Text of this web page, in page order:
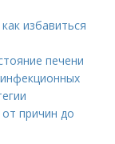
избавиться
печени
причин до